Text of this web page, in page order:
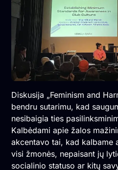
Diskusija „Feminism and
bendru sutarimu, kad
nesibaigia ties
Kalbėdami apie žalos
akcentavo tai, kad kalbame
visi žmonės, nepaisant jų
socialinio statuso ar kitų